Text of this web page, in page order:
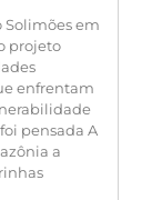
em
projeto
enfrentam
pensada A
a